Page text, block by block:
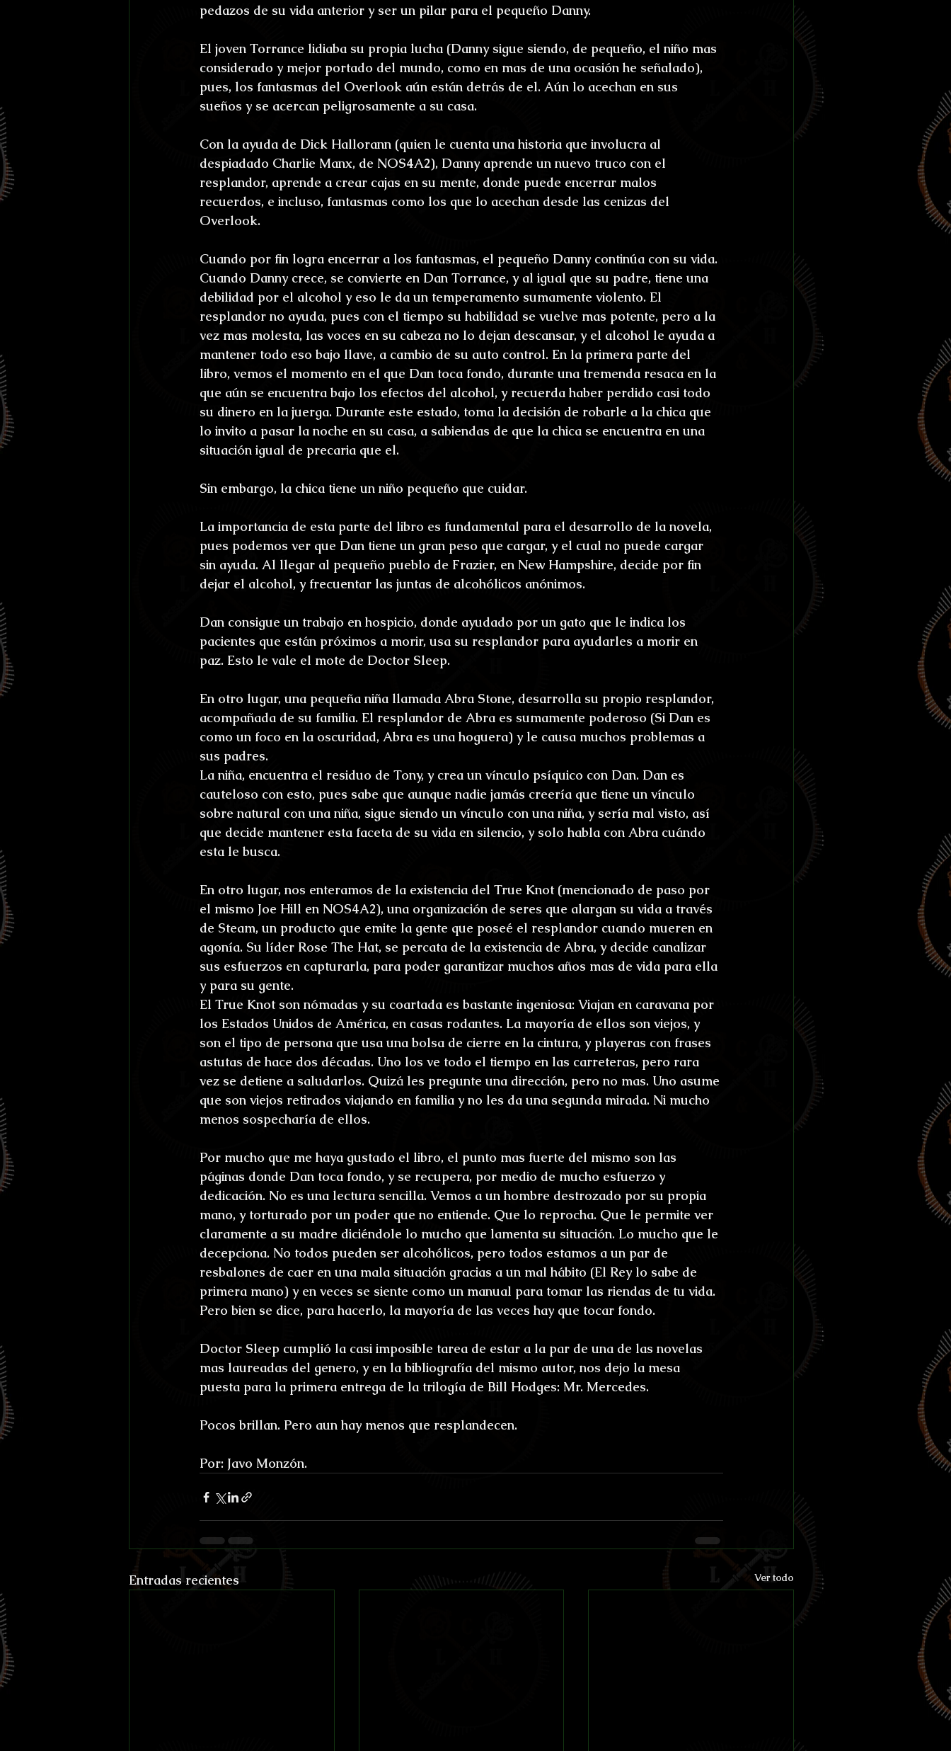
pedazos de su vida anterior y ser un pilar para el pequeño Danny.
El joven Torrance lidiaba su propia lucha (Danny sigue siendo, de pequeño, el niño mas
considerado y mejor portado del mundo, como en mas de una ocasión he señalado),
pues, los fantasmas del Overlook aún están detrás de el. Aún lo acechan en sus
sueños y se acercan peligrosamente a su casa.
Con la ayuda de Dick Hallorann (quien le cuenta una historia que involucra al
despiadado Charlie Manx, de NOS4A2), Danny aprende un nuevo truco con el
resplandor, aprende a crear cajas en su mente, donde puede encerrar malos
recuerdos, e incluso, fantasmas como los que lo acechan desde las cenizas del
Overlook.
Cuando por fin logra encerrar a los fantasmas, el pequeño Danny continúa con su vida.
Cuando Danny crece, se convierte en Dan Torrance, y al igual que su padre, tiene una
debilidad por el alcohol y eso le da un temperamento sumamente violento. El
resplandor no ayuda, pues con el tiempo su habilidad se vuelve mas potente, pero a la
vez mas molesta, las voces en su cabeza no lo dejan descansar, y el alcohol le ayuda a
mantener todo eso bajo llave, a cambio de su auto control. En la primera parte del
libro, vemos el momento en el que Dan toca fondo, durante una tremenda resaca en la
que aún se encuentra bajo los efectos del alcohol, y recuerda haber perdido casi todo
su dinero en la juerga. Durante este estado, toma la decisión de robarle a la chica que
lo invito a pasar la noche en su casa, a sabiendas de que la chica se encuentra en una
situación igual de precaria que el.
Sin embargo, la chica tiene un niño pequeño que cuidar.
La importancia de esta parte del libro es fundamental para el desarrollo de la novela,
pues podemos ver que Dan tiene un gran peso que cargar, y el cual no puede cargar
sin ayuda. Al llegar al pequeño pueblo de Frazier, en New Hampshire, decide por fin
dejar el alcohol, y frecuentar las juntas de alcohólicos anónimos.
Dan consigue un trabajo en hospicio, donde ayudado por un gato que le indica los
pacientes que están próximos a morir, usa su resplandor para ayudarles a morir en
paz. Esto le vale el mote de Doctor Sleep.
En otro lugar, una pequeña niña llamada Abra Stone, desarrolla su propio resplandor,
acompañada de su familia. El resplandor de Abra es sumamente poderoso (Si Dan es
como un foco en la oscuridad, Abra es una hoguera) y le causa muchos problemas a
sus padres.
La niña, encuentra el residuo de Tony, y crea un vínculo psíquico con Dan. Dan es
cauteloso con esto, pues sabe que aunque nadie jamás creería que tiene un vínculo
sobre natural con una niña, sigue siendo un vínculo con una niña, y sería mal visto, así
que decide mantener esta faceta de su vida en silencio, y solo habla con Abra cuándo
esta le busca.
En otro lugar, nos enteramos de la existencia del True Knot (mencionado de paso por
el mismo Joe Hill en NOS4A2), una organización de seres que alargan su vida a través
de Steam, un producto que emite la gente que poseé el resplandor cuando mueren en
agonía. Su líder Rose The Hat, se percata de la existencia de Abra, y decide canalizar
sus esfuerzos en capturarla, para poder garantizar muchos años mas de vida para ella
y para su gente.
El True Knot son nómadas y su coartada es bastante ingeniosa: Viajan en caravana por
los Estados Unidos de América, en casas rodantes. La mayoría de ellos son viejos, y
son el tipo de persona que usa una bolsa de cierre en la cintura, y playeras con frases
astutas de hace dos décadas. Uno los ve todo el tiempo en las carreteras, pero rara
vez se detiene a saludarlos. Quizá les pregunte una dirección, pero no mas. Uno asume
que son viejos retirados viajando en familia y no les da una segunda mirada. Ni mucho
menos sospecharía de ellos.
Por mucho que me haya gustado el libro, el punto mas fuerte del mismo son las
páginas donde Dan toca fondo, y se recupera, por medio de mucho esfuerzo y
dedicación. No es una lectura sencilla. Vemos a un hombre destrozado por su propia
mano, y torturado por un poder que no entiende. Que lo reprocha. Que le permite ver
claramente a su madre diciéndole lo mucho que lamenta su situación. Lo mucho que le
decepciona. No todos pueden ser alcohólicos, pero todos estamos a un par de
resbalones de caer en una mala situación gracias a un mal hábito (El Rey lo sabe de
primera mano) y en veces se siente como un manual para tomar las riendas de tu vida.
Pero bien se dice, para hacerlo, la mayoría de las veces hay que tocar fondo.
Doctor Sleep cumplió la casi imposible tarea de estar a la par de una de las novelas
mas laureadas del genero, y en la bibliografía del mismo autor, nos dejo la mesa
puesta para la primera entrega de la trilogía de Bill Hodges: Mr. Mercedes.
Pocos brillan. Pero aun hay menos que resplandecen.
Por: Javo Monzón.
Entradas recientes Ver todo